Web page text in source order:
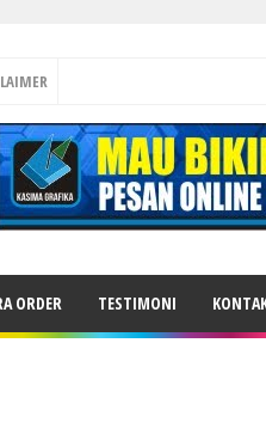
ORDER TESTIMONI